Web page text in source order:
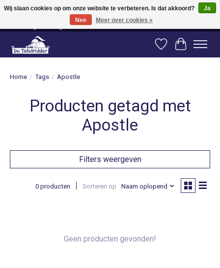
Vanaf 80 euro gratis verzending binnen Nederland! Vanaf 100 euro gratis
verzending naar België en Duitsland!
Verlanglijst
Home / Tags / Apostle
Producten getagd met
Apostle
Filters weergeven
0 producten Sorteren op Naam oplopend
Geen producten gevonden!
Wij slaan cookies op om onze website te verbeteren. Is dat akkoord?
Ja
Nee
Meer over cookies »